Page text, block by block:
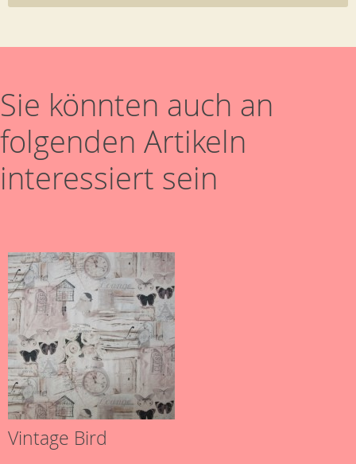
Sie könnten auch an
folgenden Artikeln
interessiert sein
Vintage Bird